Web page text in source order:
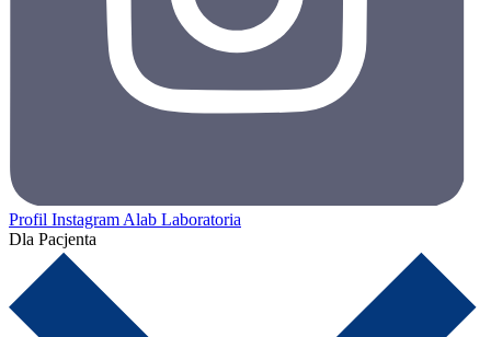
Profil Instagram Alab Laboratoria
Dla Pacjenta